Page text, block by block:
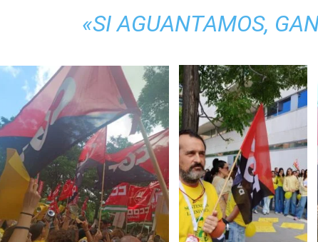
«SI AGUANTAMOS,